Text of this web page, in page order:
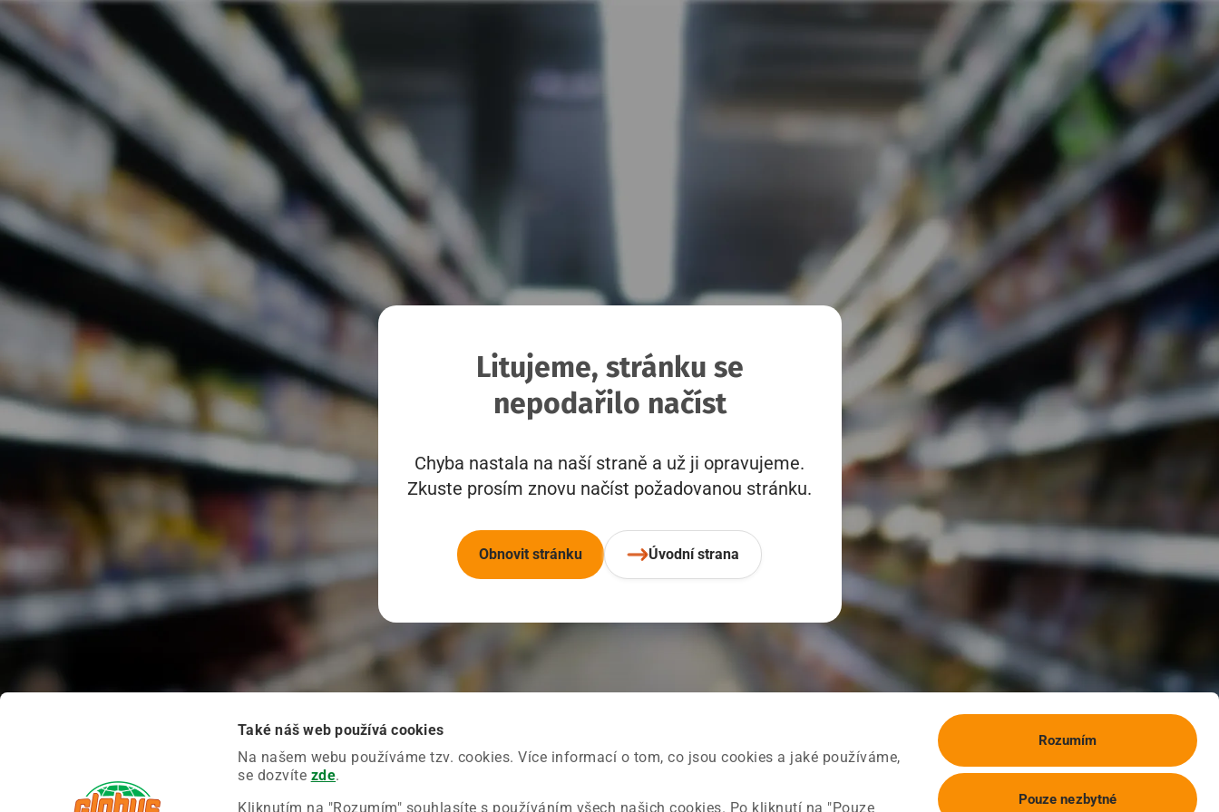
Také náš web používá cookies
Na našem webu používáme tzv. cookies. Více informací o tom, co jsou cookies a jaké používáme,
se dozvíte zde.
Kliknutím na "Rozumím" souhlasíte s používáním všech našich cookies. Po kliknutí na "Pouze
Rozumím
Pouze nezbytné
Litujeme, stránku se
nepodařilo načíst
Chyba nastala na naší straně a už ji opravujeme.
Zkuste prosím znovu načíst požadovanou stránku.
Obnovit stránku Úvodní strana